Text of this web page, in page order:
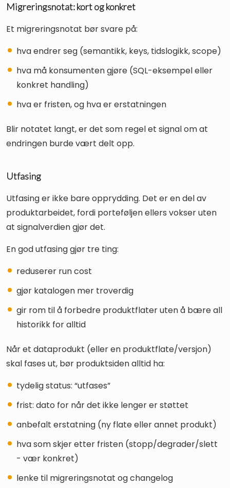
Migreringsnotat: kort og konkret
Et migreringsnotat bør svare på:
hva endrer seg (semantikk, keys, tidslogikk, scope)
hva må konsumenten gjøre (SQL-eksempel eller
konkret handling)
hva er fristen, og hva er erstatningen
Blir notatet langt, er det som regel et signal om at
endringen burde vært delt opp.
Utfasing
Utfasing er ikke bare opprydding. Det er en del av
produktarbeidet, fordi porteføljen ellers vokser uten
at signalverdien gjør det.
En god utfasing gjør tre ting:
reduserer run cost
gjør katalogen mer troverdig
gir rom til å forbedre produktflater uten å bære all
historikk for alltid
Når et dataprodukt (eller en produktflate/versjon)
skal fases ut, bør produktsiden alltid ha:
tydelig status: “utfases”
frist: dato for når det ikke lenger er støttet
anbefalt erstatning (ny flate eller annet produkt)
hva som skjer etter fristen (stopp/degrader/slett
- vær konkret)
lenke til migreringsnotat og changelog